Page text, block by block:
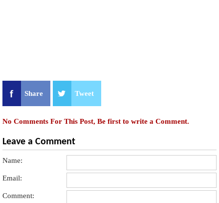
Share Tweet
No Comments For This Post, Be first to write a Comment.
Leave a Comment
Name:
Email:
Comment: